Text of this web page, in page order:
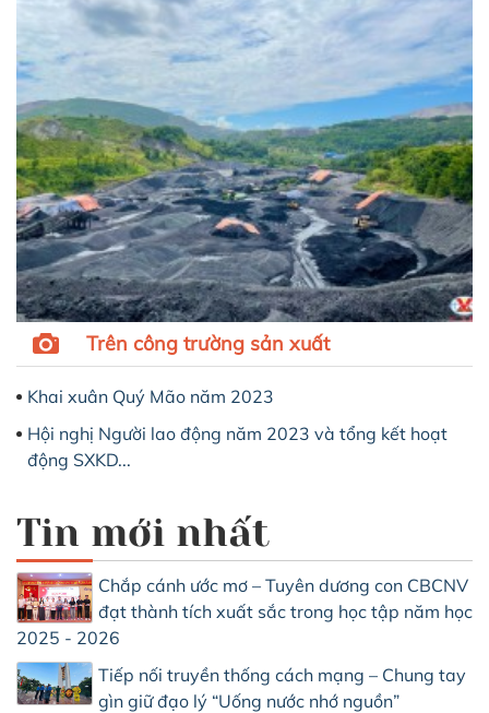
Trên công trường sản xuất
Khai xuân Quý Mão năm 2023
Hội nghị Người lao động năm 2023 và tổng kết hoạt
động SXKD...
Tin mới nhất
Chắp cánh ước mơ – Tuyên dương con CBCNV
đạt thành tích xuất sắc trong học tập năm học
2025 - 2026
Tiếp nối truyền thống cách mạng – Chung tay
gìn giữ đạo lý “Uống nước nhớ nguồn”